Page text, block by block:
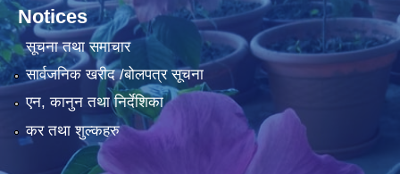
Notices
सूचना तथा समाचार
सार्वजनिक खरीद /बोलपत्र सूचना
एन, कानुन तथा निर्देशिका
कर तथा शुल्कहरु